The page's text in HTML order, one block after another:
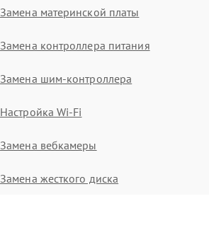
Замена материнской платы
Замена контроллера питания
Замена шим-контроллера
Настройка Wi-Fi
Замена вебкамеры
Замена жесткого диска